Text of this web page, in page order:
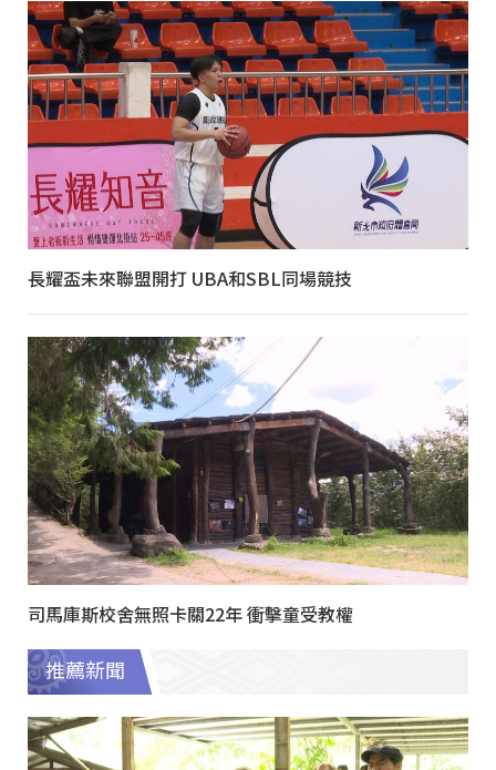
長耀盃未來聯盟開打 UBA和SBL同場競技
司馬庫斯校舍無照卡關22年 衝擊童受教權
推薦新聞